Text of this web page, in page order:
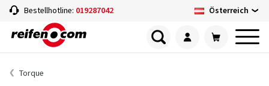
Bestellhotline: 019287042 Österreich
Torque